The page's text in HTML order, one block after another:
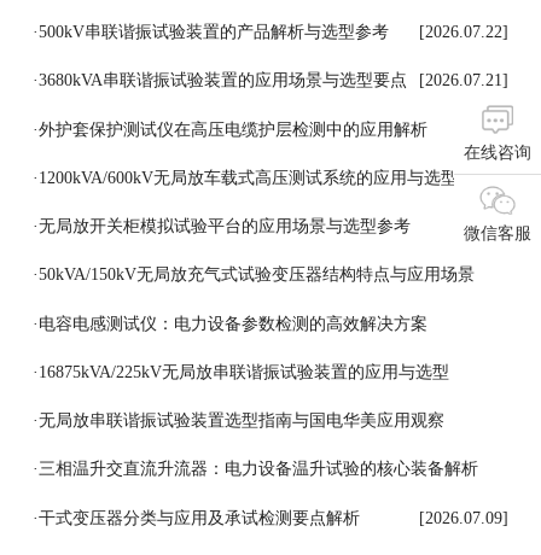
[2026.07.24]
·500kV串联谐振试验装置的产品解析与选型参考 [2026.07.22]
·3680kVA串联谐振试验装置的应用场景与选型要点 [2026.07.21]
·外护套保护测试仪在高压电缆护层检测中的应用解析
[2026.07.18]
· 1200kVA/600kV无局放车载式高压测试系统的应用与选型参考
[2026.07.17]
·无局放开关柜模拟试验平台的应用场景与选型参考
[2026.07.16]
·50kVA/150kV无局放充气式试验变压器结构特点与应用场景
[2026.07.15]
· 电容电感测试仪：电力设备参数检测的高效解决方案
[2026.07.14]
· 16875kVA/225kV无局放串联谐振试验装置的应用与选型
[2026.07.13]
·无局放串联谐振试验装置选型指南与国电华美应用观察
[2026.07.11]
·三相温升交直流升流器：电力设备温升试验的核心装备解析
[2026.07.10]
·干式变压器分类与应用及承试检测要点解析 [2026.07.09]
在线咨询
微信客服